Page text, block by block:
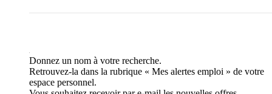
Donnez un nom à votre recherche.
Retrouvez-la dans la rubrique « Mes alertes emploi » de votre
espace personnel.